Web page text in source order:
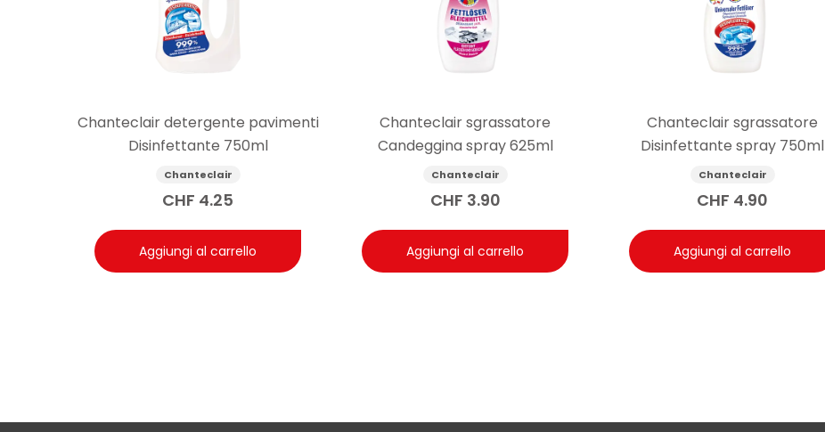
Chanteclair detergente pavimenti
Disinfettante 750ml
Chanteclair
CHF 4.25
Aggiungi al carrello
Chanteclair sgrassatore
Candeggina spray 625ml
Chanteclair
CHF 3.90
Aggiungi al carrello
Chanteclair sgrassatore
Disinfettante spray 750ml
Chanteclair
CHF 4.90
Aggiungi al carrello